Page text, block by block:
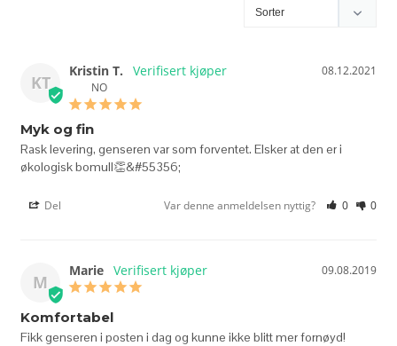
KT
08.12.2021
Kristin T.
NO
Myk og fin
Rask levering, genseren var som forventet. Elsker at den er i
økologisk bomull👏&#55356;
Del Var denne anmeldelsen nyttig? 0 0
M
09.08.2019
Marie
Komfortabel
Fikk genseren i posten i dag og kunne ikke blitt mer fornøyd!